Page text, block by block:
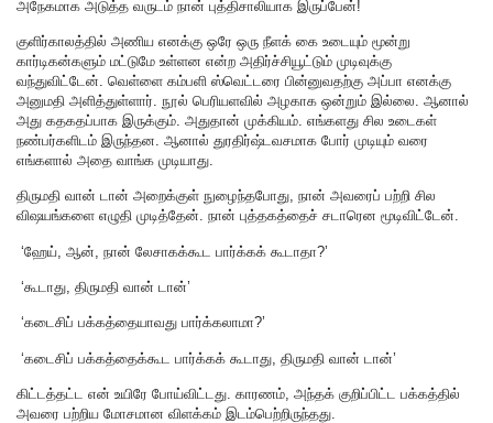
அநேகமாக அடுத்த வருடம் நான் புத்திசாலியாக இருப்பேன்!
குளிர்காலத்தில் அணிய எனக்கு ஒரே ஒரு நீளக் கை உடையும் மூன்று
கார்டிகன்களும் மட்டுமே உள்ளன என்ற அதிர்ச்சியூட்டும் முடிவுக்கு
வந்துவிட்டேன். வெள்ளை கம்பளி ஸ்வெட்டரை பின்னுவதற்கு அப்பா எனக்கு
அனுமதி அளித்துள்ளார். நூல் பெரியளவில் அழகாக ஒன்றும் இல்லை. ஆனால்
அது கதகதப்பாக இருக்கும். அதுதான் முக்கியம். எங்களது சில உடைகள்
நண்பர்களிடம் இருந்தன. ஆனால் துரதிர்ஷ்டவசமாக போர் முடியும் வரை
எங்களால் அதை வாங்க முடியாது.
திருமதி வான் டான் அறைக்குள் நுழைந்தபோது, நான் அவரைப் பற்றி சில
விஷயங்களை எழுதி முடித்தேன். நான் புத்தகத்தைச் சடாரென மூடிவிட்டேன்.
‘ஹேய், ஆன், நான் லேசாகக்கூட பார்க்கக் கூடாதா?’
‘கூடாது, திருமதி வான் டான்’
‘கடைசிப் பக்கத்தையாவது பார்க்கலாமா?’
‘கடைசிப் பக்கத்தைக்கூட பார்க்கக் கூடாது, திருமதி வான் டான்’
கிட்டத்தட்ட என் உயிரே போய்விட்டது. காரணம், அந்தக் குறிப்பிட்ட பக்கத்தில்
அவரை பற்றிய மோசமான விளக்கம் இடம்பெற்றிருந்தது.